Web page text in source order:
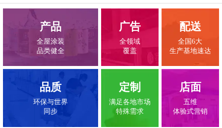
产品
全屋涂装
品类健全
广告
全领域
覆盖
配送
全国6大
生产基地速达
品质
环保与世界
同步
定制
满足各地市场
特殊需求
店面
五维
体验式营销